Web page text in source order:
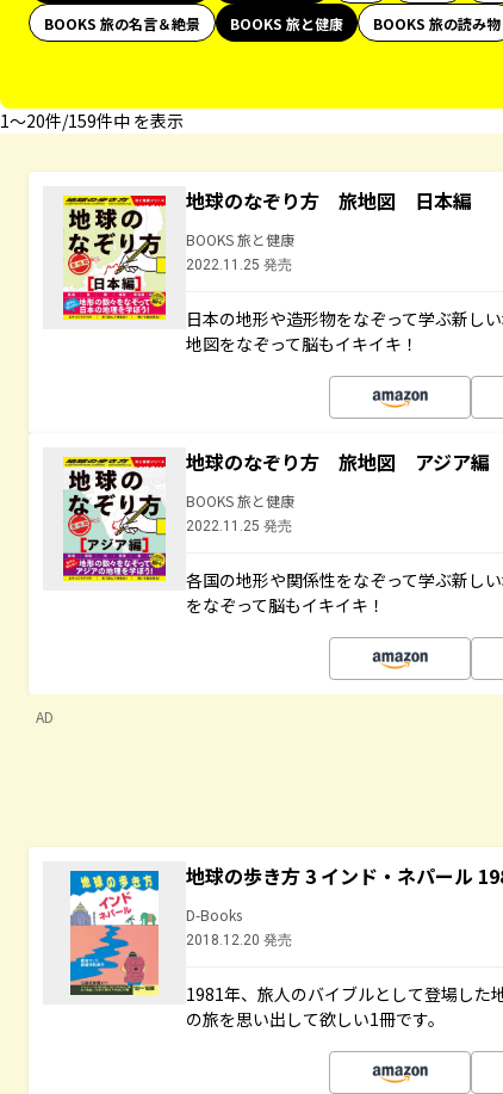
BOOKS 旅の名言＆絶景
BOOKS 旅と健康 BOOKS 旅の読み物
1〜20件/159件中 を表示
地球のなぞり方 旅地図 日本編
BOOKS 旅と健康
2022.11.25 発売
日本の地形や造形物をなぞって学ぶ新し
地図をなぞって脳もイキイキ！
地球のなぞり方 旅地図 アジア編
BOOKS 旅と健康
2022.11.25 発売
各国の地形や関係性をなぞって学ぶ新し
をなぞって脳もイキイキ！
AD
地球の歩き方 3 インド・ネパール
D-Books
2018.12.20 発売
1981年、旅人のバイブルとして登場し
の旅を思い出して欲しい1冊です。